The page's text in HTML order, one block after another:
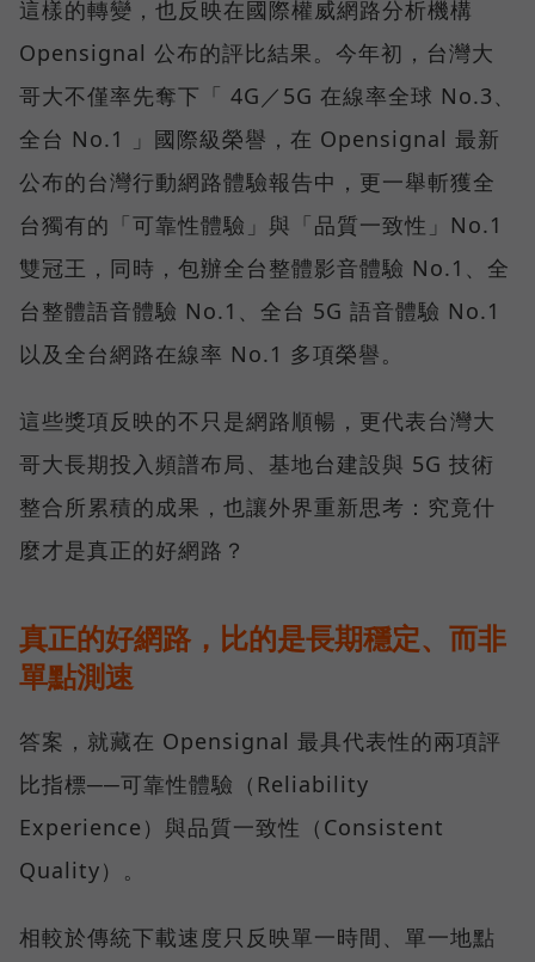
這樣的轉變，也反映在國際權威網路分析機構
Opensignal 公布的評比結果。今年初，台灣大
哥大不僅率先奪下「 4G／5G 在線率全球 No.3、
全台 No.1 」國際級榮譽，在 Opensignal 最新
公布的台灣行動網路體驗報告中，更一舉斬獲全
台獨有的「可靠性體驗」與「品質一致性」No.1
雙冠王，同時，包辦全台整體影音體驗 No.1、全
台整體語音體驗 No.1、全台 5G 語音體驗 No.1
以及全台網路在線率 No.1 多項榮譽。
這些獎項反映的不只是網路順暢，更代表台灣大
哥大長期投入頻譜布局、基地台建設與 5G 技術
整合所累積的成果，也讓外界重新思考：究竟什
麼才是真正的好網路？
真正的好網路，比的是長期穩定、而非
單點測速
答案，就藏在 Opensignal 最具代表性的兩項評
比指標──可靠性體驗（Reliability
Experience）與品質一致性（Consistent
Quality）。
相較於傳統下載速度只反映單一時間、單一地點